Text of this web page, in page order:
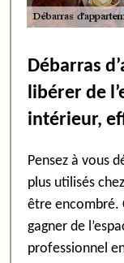
Débarras
libérer de
intérieur,
Pensez à vous
plus utilisés
être encombré.
gagner de
professionnel